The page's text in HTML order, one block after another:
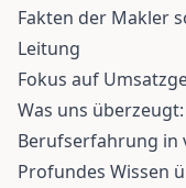
Fakten der Makler
Leitung
Fokus auf
Was uns überzeugt:
Berufserfahrung in
Profundes Wissen